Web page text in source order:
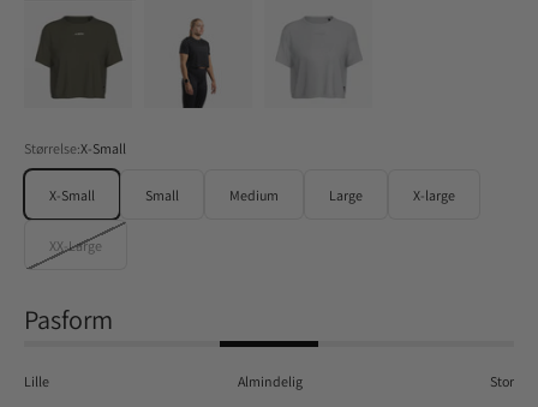
Størrelse:X-Small
X-Small Small Medium Large X-large
XX-Large
Pasform
Lille Almindelig Stor